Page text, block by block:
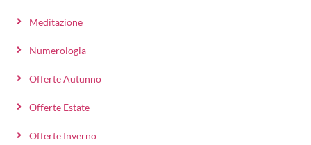
Meditazione
Numerologia
Offerte Autunno
Offerte Estate
Offerte Inverno